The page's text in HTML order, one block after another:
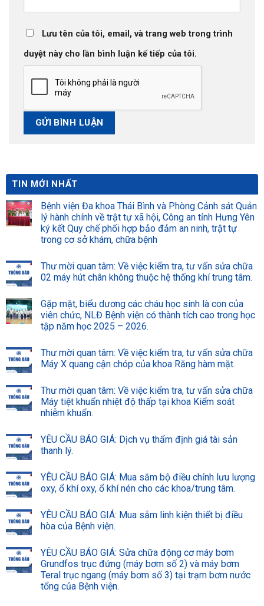
Lưu tên của tôi, email, và trang web trong trình
duyệt này cho lần bình luận kế tiếp của tôi.
TIN MỚI NHẤT
Bệnh viện Đa khoa Thái Bình và Phòng Cảnh sát Quản
lý hành chính về trật tự xã hội, Công an tỉnh Hưng Yên
ký kết Quy chế phối hợp bảo đảm an ninh, trật tự
trong cơ sở khám, chữa bệnh
Thư mời quan tâm: Về việc kiểm tra, tư vấn sửa chữa
02 máy hút chân không thuộc hệ thống khí trung tâm.
Gặp mặt, biểu dương các cháu học sinh là con của
viên chức, NLĐ Bệnh viện có thành tích cao trong học
tập năm học 2025 – 2026.
Thư mời quan tâm: Về việc kiểm tra, tư vấn sửa chữa
Máy X quang cận chóp của khoa Răng hàm mặt.
Thư mời quan tâm: Về việc kiểm tra, tư vấn sửa chữa
Máy tiệt khuẩn nhiệt độ thấp tại khoa Kiểm soát
nhiễm khuẩn.
YÊU CẦU BÁO GIÁ: Dịch vụ thẩm định giá tài sản
thanh lý.
YÊU CẦU BÁO GIÁ: Mua sắm bộ điều chỉnh lưu lượng
oxy, ổ khí oxy, ổ khí nén cho các khoa/trung tâm.
YÊU CẦU BÁO GIÁ: Mua sắm linh kiện thiết bị điều
hòa của Bệnh viện.
YÊU CẦU BÁO GIÁ: Sửa chữa động cơ máy bơm
Grundfos trục đứng (máy bơm số 2) và máy bơm
Teral trục ngang (máy bơm số 3) tại trạm bơm nước
tổng của Bệnh viện.